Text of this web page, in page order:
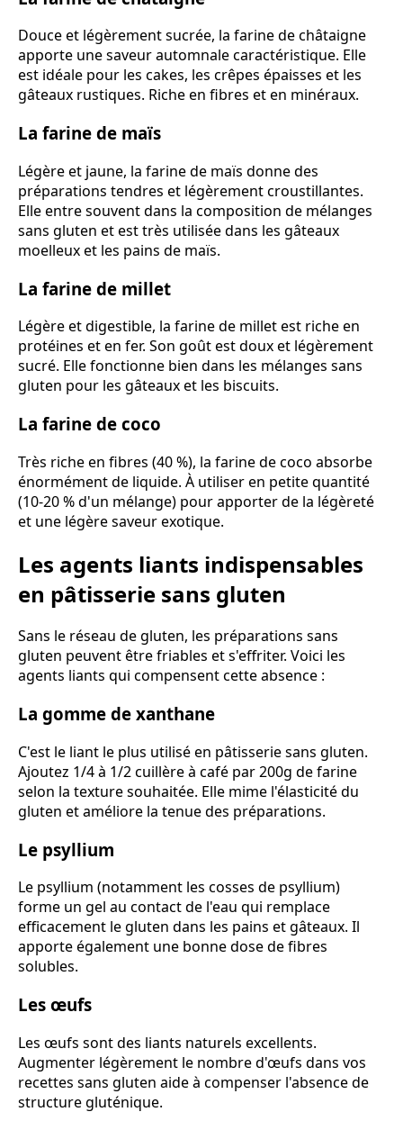
Douce et légèrement sucrée, la farine de châtaigne
apporte une saveur automnale caractéristique. Elle
est idéale pour les cakes, les crêpes épaisses et les
gâteaux rustiques. Riche en fibres et en minéraux.
La farine de maïs
Légère et jaune, la farine de maïs donne des
préparations tendres et légèrement croustillantes.
Elle entre souvent dans la composition de mélanges
sans gluten et est très utilisée dans les gâteaux
moelleux et les pains de maïs.
La farine de millet
Légère et digestible, la farine de millet est riche en
protéines et en fer. Son goût est doux et légèrement
sucré. Elle fonctionne bien dans les mélanges sans
gluten pour les gâteaux et les biscuits.
La farine de coco
Très riche en fibres (40 %), la farine de coco absorbe
énormément de liquide. À utiliser en petite quantité
(10-20 % d'un mélange) pour apporter de la légèreté
et une légère saveur exotique.
Les agents liants indispensables
en pâtisserie sans gluten
Sans le réseau de gluten, les préparations sans
gluten peuvent être friables et s'effriter. Voici les
agents liants qui compensent cette absence :
La gomme de xanthane
C'est le liant le plus utilisé en pâtisserie sans gluten.
Ajoutez 1/4 à 1/2 cuillère à café par 200g de farine
selon la texture souhaitée. Elle mime l'élasticité du
gluten et améliore la tenue des préparations.
Le psyllium
Le psyllium (notamment les cosses de psyllium)
forme un gel au contact de l'eau qui remplace
efficacement le gluten dans les pains et gâteaux. Il
apporte également une bonne dose de fibres
solubles.
Les œufs
Les œufs sont des liants naturels excellents.
Augmenter légèrement le nombre d'œufs dans vos
recettes sans gluten aide à compenser l'absence de
structure gluténique.